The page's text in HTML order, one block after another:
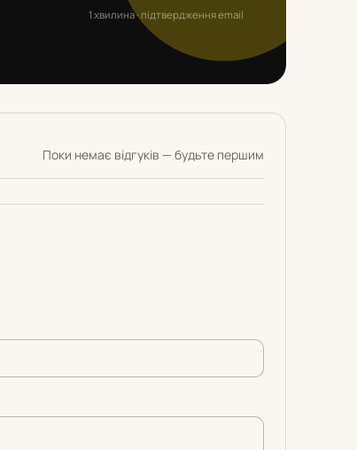
1 хвилина · підтвердження email
Поки немає відгуків — будьте першим